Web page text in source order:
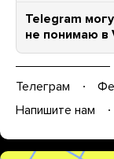
Telegram
не понимаю в
Телеграм
Напишите нам